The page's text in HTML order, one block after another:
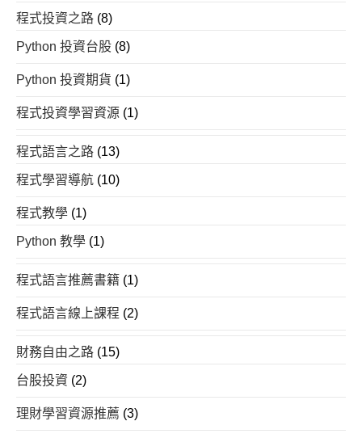
程式投資之路 (8)
Python 投資台股 (8)
Python 投資期貨 (1)
程式投資學習資源 (1)
程式語言之路 (13)
程式學習導航 (10)
程式教學 (1)
Python 教學 (1)
程式語言推薦書籍 (1)
程式語言線上課程 (2)
財務自由之路 (15)
台股投資 (2)
理財學習資源推薦 (3)